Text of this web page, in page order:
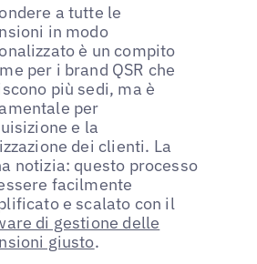
a tutte le
in modo
è un compito
per i brand QSR che
più sedi, ma è
per
e la
dei clienti. La
notizia: questo processo
facilmente
e scalato con il
di gestione delle
giusto.